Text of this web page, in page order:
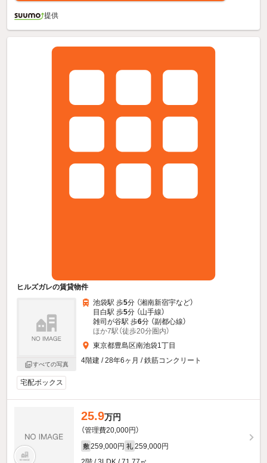
提供
ヒルズガレの賃貸物件
すべての写真
池袋駅 歩5分 （湘南新宿宇など）
目白駅 歩5分 （山手線）
雑司が谷駅 歩6分 （副都心線）
ほか7駅（徒歩20分圏内）
東京都豊島区南池袋1丁目
4階建 / 28年6ヶ月 / 鉄筋コンクリート
宅配ボックス
25.9万円
（管理費20,000円）
敷 259,000円 礼 259,000円